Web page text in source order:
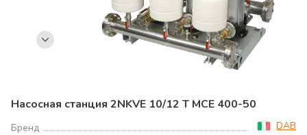
Насосная станция 2NKVE 10/12 T MCE 400-50
Бренд
DAB